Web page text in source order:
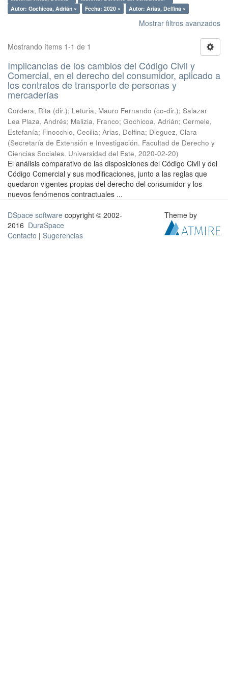
Autor: Gochicoa, Adrián ×
Fecha: 2020 × Autor: Arias, Delfina ×
Mostrar filtros avanzados
Mostrando ítems 1-1 de 1
Implicancias de los cambios del Código Civil y
Comercial, en el derecho del consumidor, aplicado a
los contratos de transporte de personas y
mercaderías
Cordera, Rita (dir.); Leturia, Mauro Fernando (co-dir.); Salazar
Lea Plaza, Andrés; Malizia, Franco; Gochicoa, Adrián; Cermele,
Estefanía; Finocchio, Cecilia; Arias, Delfina; Dieguez, Clara
(Secretaría de Extensión e Investigación. Facultad de Derecho y
Ciencias Sociales. Universidad del Este, 2020-02-20)
El análisis comparativo de las disposiciones del Código Civil y del
Código Comercial y sus modificaciones, junto a las reglas que
quedaron vigentes propias del derecho del consumidor y los
nuevos fenómenos contractuales ...
DSpace software copyright © 2002-
2016 DuraSpace
Contacto | Sugerencias
Theme by